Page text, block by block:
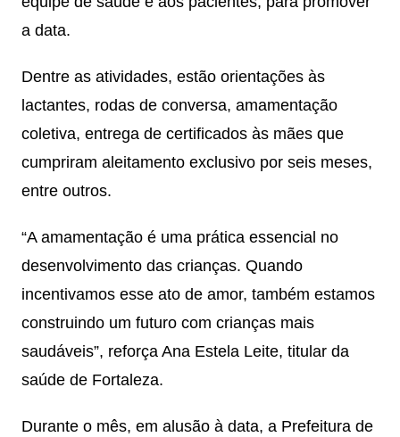
a data.
Dentre as atividades, estão orientações às
lactantes, rodas de conversa, amamentação
coletiva, entrega de certificados às mães que
cumpriram aleitamento exclusivo por seis meses,
entre outros.
“A amamentação é uma prática essencial no
desenvolvimento das crianças. Quando
incentivamos esse ato de amor, também estamos
construindo um futuro com crianças mais
saudáveis”, reforça Ana Estela Leite, titular da
saúde de Fortaleza.
Durante o mês, em alusão à data, a Prefeitura de